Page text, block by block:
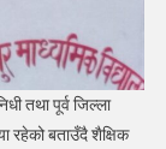
तथा पूर्व जिल्ला
रहेको बताउँदै शैक्षिक